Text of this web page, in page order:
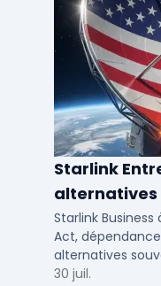
Starlink
alternatives
françaises
Starlink
Act,
alternatives
ETI multi-sites.
30 juil.